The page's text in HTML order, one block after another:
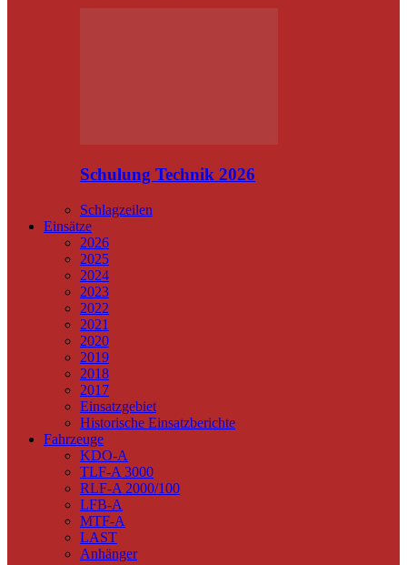
Schulung Technik 2026
Schlagzeilen
Einsätze
2026
2025
2024
2023
2022
2021
2020
2019
2018
2017
Einsatzgebiet
Historische Einsatzberichte
Fahrzeuge
KDO-A
TLF-A 3000
RLF-A 2000/100
LFB-A
MTF-A
LAST
Anhänger